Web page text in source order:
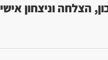
הצלחה וניצחון אישי